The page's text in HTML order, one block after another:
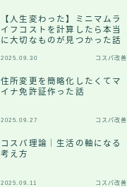
【人生変わった】ミニマムラ
イフコストを計算したら本当
に大切なものが見つかった話
2025.09.30 コスパ改善
住所変更を簡略化したくてマ
イナ免許証作った話
2025.09.27 コスパ改善
コスパ理論｜生活の軸になる
考え方
2025.09.11 コスパ改善